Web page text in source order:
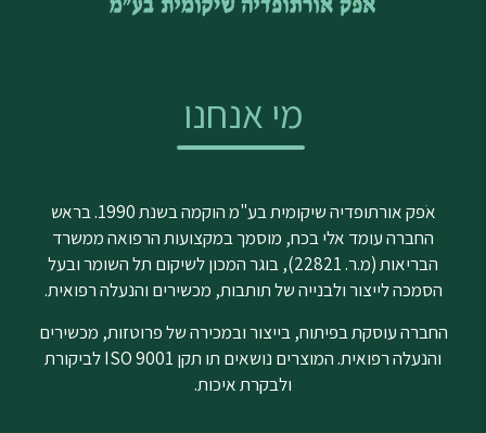
מי אנחנו
אֹפק אורתופדיה שיקומית בע"מ הוקמה בשנת 1990. בראש
החברה עומד אלי בכח, מוסמך במקצועות הרפואה ממשרד
הבריאות (מ.ר. 22821), בוגר המכון לשיקום תל השומר ובעל
הסמכה לייצור ולבנייה של תותבות, מכשירים והנעלה רפואית.
החברה עוסקת בפיתוח, בייצור ובמכירה של פרוטזות, מכשירים
והנעלה רפואית. המוצרים נושאים תו תקן ISO 9001 לביקורת
ולבקרת איכות.